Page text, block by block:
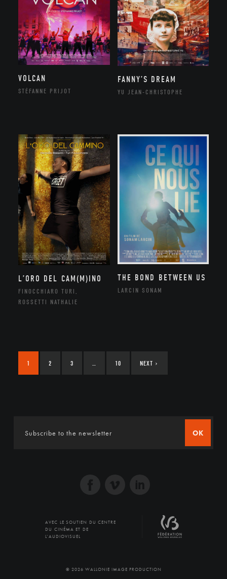
VOLCAN
STÉFANNE PRIJOT
FANNY’S DREAM
YU JEAN-CHRISTOPHE
L’ORO DEL CAM(M)INO
FINOCCHIARO TURI,
ROSSETTI NATHALIE
THE BOND BETWEEN US
LARCIN SONAM
1 2 3 … 10 NEXT ›
OK
AVEC LE SOUTIEN DU CENTRE
DU CINÉMA ET DE
L'AUDIOVISUEL
© 2026 WALLONIE IMAGE PRODUCTION